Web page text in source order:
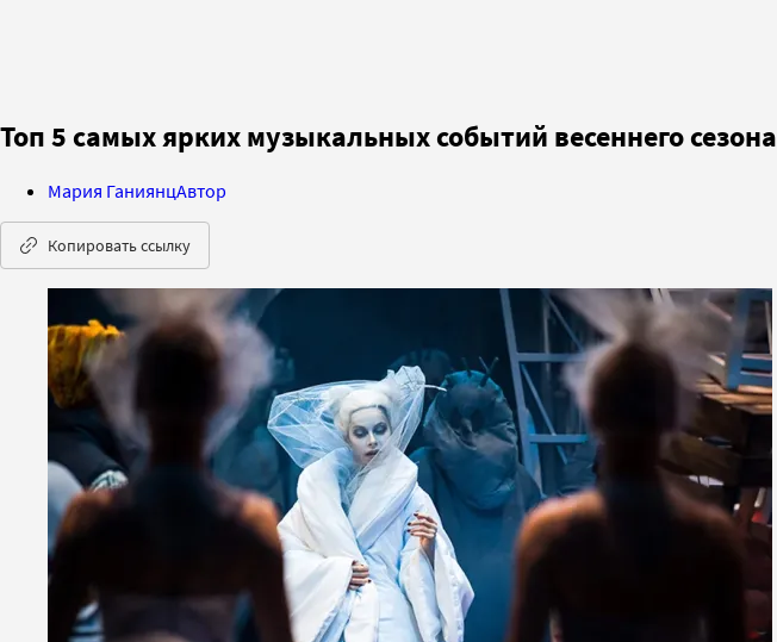
Топ 5 самых ярких музыкальных событий весеннего сезона
Мария ГаниянцАвтор
Копировать ссылку